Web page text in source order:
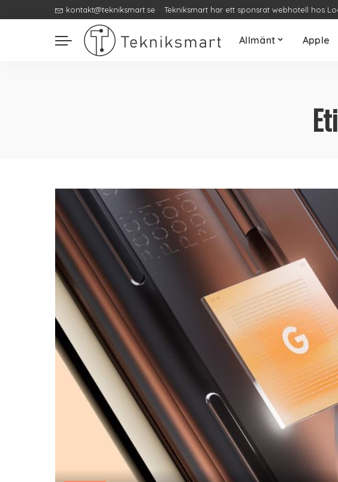
kontakt@tekniksmart.se Tekniksmart har ett sponsrat webhotell hos
Allmänt Apple